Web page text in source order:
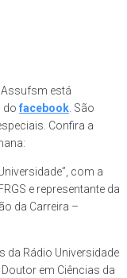
está
do facebook . São
Confira a
com a
e representante da
da Carreira –
da Rádio Universidade
em Ciências da